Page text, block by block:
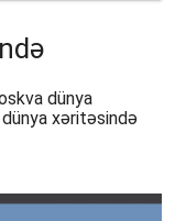
dünya
xəritəsində